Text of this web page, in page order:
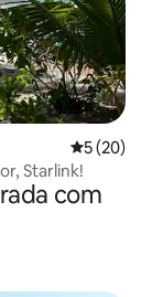
5 de uma
5 (20)
Starlink!
com